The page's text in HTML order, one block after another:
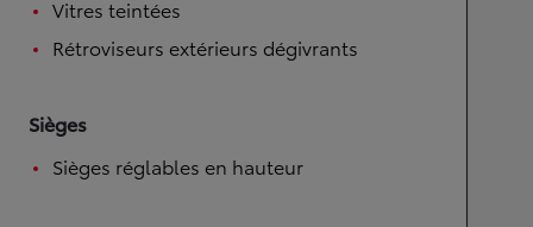
Vitres teintées
Rétroviseurs extérieurs dégivrants
Sièges
Sièges réglables en hauteur